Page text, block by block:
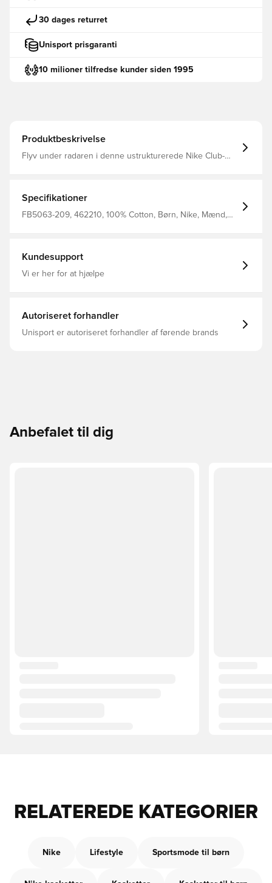
30 dages returret
Unisport prisgaranti
10 milioner tilfredse kunder siden 1995
Produktbeskrivelse
Flyv under radaren i denne ustrukturerede Nike Club-
talt ethvert look Økologisk bomuldstwill stof er let og glat
Et design med 6 paneler i midten af dybden gør det nemt
at style Swoosh-mærket metal tri-glide giver dig mulighed
Specifikationer
FB5063-209, 462210, 100% Cotton, Børn, Nike, Mænd,
Kundesupport
Vi er her for at hjælpe
Autoriseret forhandler
Unisport er autoriseret forhandler af førende brands
Anbefalet til dig
RELATEREDE KATEGORIER
Nike Lifestyle Sportsmode til børn